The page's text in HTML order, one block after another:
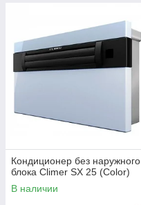
Кондиционер без наружного
блока Climer SX 25 (Color)
В наличии